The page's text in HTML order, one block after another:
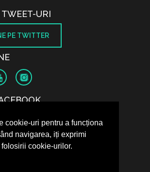
cookie-uri pentru a funcționa
navigarea, iți exprimi
cookie-urilor.
URI
PE TWITTER